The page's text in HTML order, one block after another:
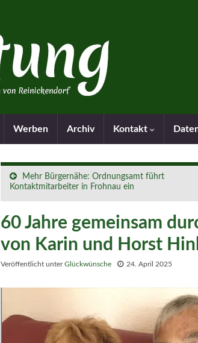
Werben Archiv Kontakt
Mehr Bürgernähe: Ordnungsamt führt
Kontaktmitarbeiter in Frohnau ein
60 Jahre gemeinsam
von Karin und Horst
Veröffentlicht unterGlückwünsche 24. April 2025